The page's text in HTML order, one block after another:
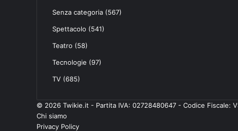
Senza categoria (567)
Spettacolo (541)
Teatro (58)
Tecnologie (97)
TV (685)
© 2026 Twikie.it - Partita IVA: 02728480647 - Codice Fiscale:
Chi siamo
Privacy Policy